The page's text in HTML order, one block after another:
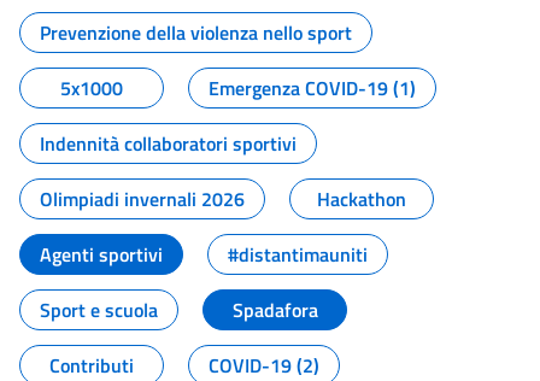
Tutti i contenuti della pagina
Prevenzione della violenza nello sport
5x1000
Emergenza COVID-19 (1)
Indennità collaboratori sportivi
Olimpiadi invernali 2026
Hackathon
Agenti sportivi
#distantimauniti
Sport e scuola
Spadafora
Contributi
COVID-19 (2)